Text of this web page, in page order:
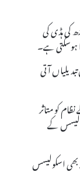
کی ہڈی کی
ہوسکتی ہے۔
آتی
کو متاثر
کے
بھی اسکولیسس